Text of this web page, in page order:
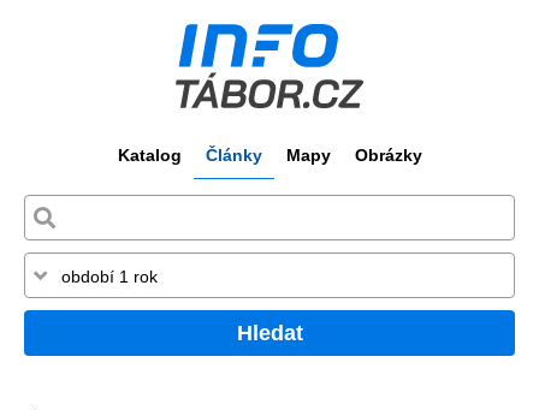
Katalog Články Mapy Obrázky
Hledat